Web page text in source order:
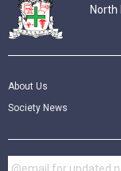
North
About Us
Society News